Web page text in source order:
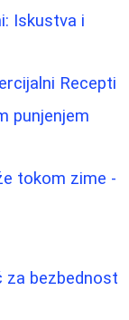
Iskustva i
Recepti
punjenjem
tokom zime -
za bezbednost